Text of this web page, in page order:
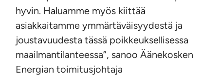
hyvin. Haluamme myös kiittää
asiakkaitamme ymmärtäväisyydestä ja
joustavuudesta tässä poikkeuksellisessa
maailmantilanteessa”, sanoo Äänekosken
Energian toimitusjohtaja